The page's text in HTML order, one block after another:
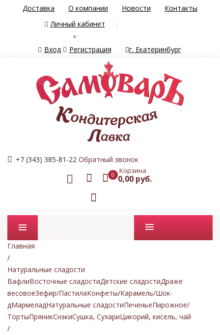
Доставка О компании Новости
Контакты
Личный кабинет
×
Вход
Регистрация г. Екатеринбург
+7 (343) 385-81-22 Обратный звонок
0 Корзина
0,00 руб.
Промо товары
Главная
/
Натуральные сладости
ВафлиВосточные сладостиДетские сладостиДраже
весовоеЗефир/ПастилаКонфеты/Карамель/Шок-
дМармеладНатуральные сладостиПеченьеПирожное/
ТортыПряникСнэкиСушка, СухариЦикорий, кисель, чай
/